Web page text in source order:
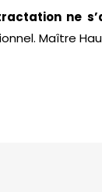
ne
Maître